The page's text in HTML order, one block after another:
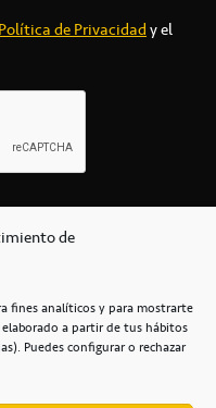
de
fines analíticos y para mostrarte
a partir de tus hábitos
Puedes configurar o rechazar
de Privacidady el